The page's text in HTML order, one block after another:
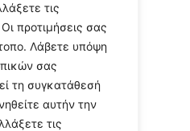
τις
προτιμήσεις σας
Λάβετε υπόψη
σας
τη συγκατάθεσή
αυτήν την
τις